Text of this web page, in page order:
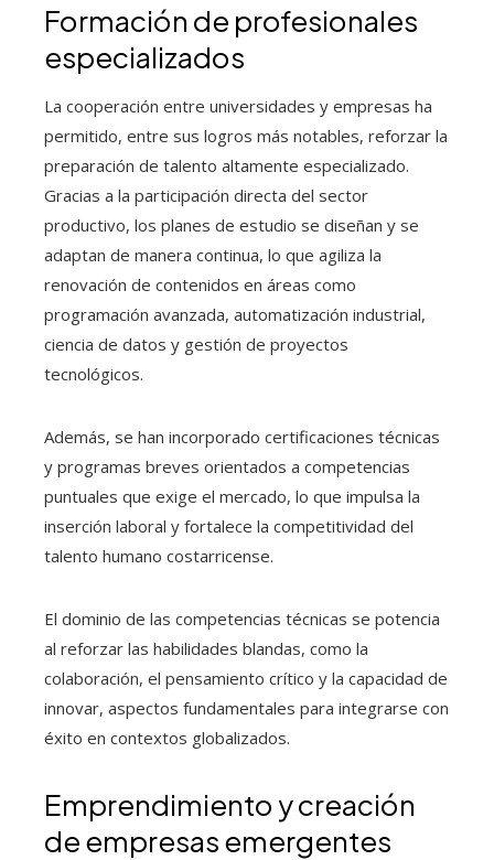
Formación de profesionales
especializados
La cooperación entre universidades y empresas ha
permitido, entre sus logros más notables, reforzar la
preparación de talento altamente especializado.
Gracias a la participación directa del sector
productivo, los planes de estudio se diseñan y se
adaptan de manera continua, lo que agiliza la
renovación de contenidos en áreas como
programación avanzada, automatización industrial,
ciencia de datos y gestión de proyectos
tecnológicos.
Además, se han incorporado certificaciones técnicas
y programas breves orientados a competencias
puntuales que exige el mercado, lo que impulsa la
inserción laboral y fortalece la competitividad del
talento humano costarricense.
El dominio de las competencias técnicas se potencia
al reforzar las habilidades blandas, como la
colaboración, el pensamiento crítico y la capacidad de
innovar, aspectos fundamentales para integrarse con
éxito en contextos globalizados.
Emprendimiento y creación
de empresas emergentes